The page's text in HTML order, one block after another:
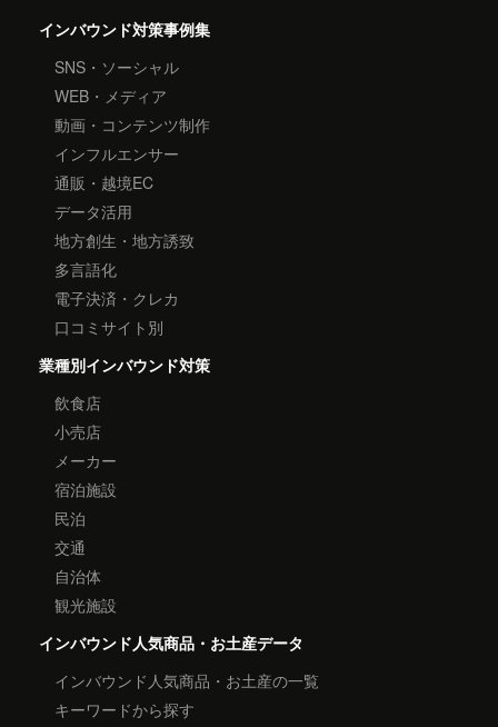
インバウンド対策事例集
SNS・ソーシャル
WEB・メディア
動画・コンテンツ制作
インフルエンサー
通販・越境EC
データ活用
地方創生・地方誘致
多言語化
電子決済・クレカ
口コミサイト別
業種別インバウンド対策
飲食店
小売店
メーカー
宿泊施設
民泊
交通
自治体
観光施設
インバウンド人気商品・お土産データ
インバウンド人気商品・お土産の一覧
キーワードから探す